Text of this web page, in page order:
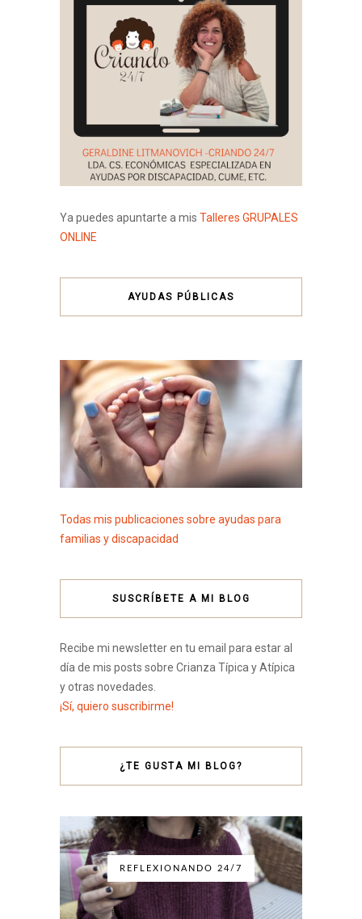
Ya puedes apuntarte a mis Talleres GRUPALES
ONLINE
AYUDAS PÚBLICAS
Todas mis publicaciones sobre ayudas para
familias y discapacidad
SUSCRÍBETE A MI BLOG
Recibe mi newsletter en tu email para estar al
día de mis posts sobre Crianza Típica y Atípica
y otras novedades.
¡Sí, quiero suscribirme!
¿TE GUSTA MI BLOG?
REFLEXIONANDO 24/7